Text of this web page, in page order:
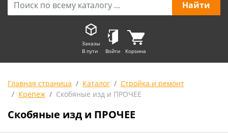
Заказы
В пути
Войти Корзина
Главная страница Каталог
Стройка и ремонт
Крепеж
Скобяные изд и ПРОЧЕЕ
Скобяные изд и ПРОЧЕЕ